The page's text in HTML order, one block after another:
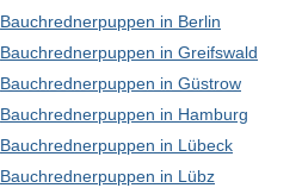
Bauchrednerpuppen in Berlin
Bauchrednerpuppen in Greifswald
Bauchrednerpuppen in Güstrow
Bauchrednerpuppen in Hamburg
Bauchrednerpuppen in Lübeck
Bauchrednerpuppen in Lübz